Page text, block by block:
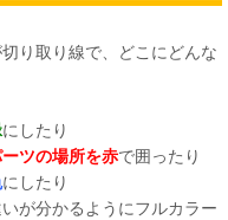
り取り線で、どこにどんな
にしたり
ツの場所を赤で囲ったり
にしたり
が分かるようにフルカラー